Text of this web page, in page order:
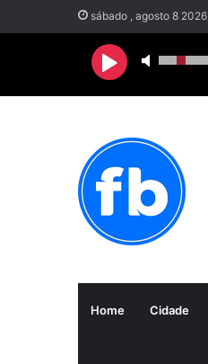
sábado , agosto 8 2026
Home Cidade